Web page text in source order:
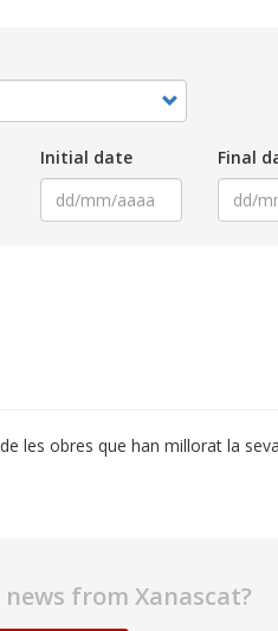
Initial date
Final
les obres que han millorat la
from Xanascat?